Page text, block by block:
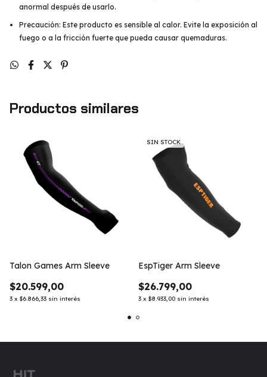
anormal después de usarlo.
Precaución: Este producto es sensible al calor. Evite la exposición al
fuego o a la fricción fuerte que pueda causar quemaduras.
Productos similares
Talon Games Arm Sleeve
$20.599,00
3 x $6.866,33 sin interés
SIN STOCK
EspTiger Arm Sleeve
$26.799,00
3 x $8.933,00 sin interés